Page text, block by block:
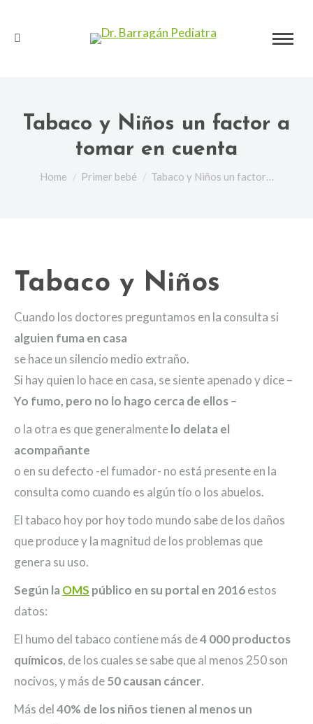
Search:
Tabaco y Niños un factor a
tomar en cuenta
You are here:
Home Primer bebé Tabaco y Niños un factor…
Tabaco y Niños
Cuando los doctores preguntamos en la consulta si
alguien fuma en casa
se hace un silencio medio extraño.
Si hay quien lo hace en casa, se siente apenado y dice –
Yo fumo, pero no lo hago cerca de ellos–
o la otra es que generalmentelo delata el
acompañante
o en su defecto -el fumador- no está presente en la
consulta como cuando es algún tío o los abuelos.
El tabaco hoy por hoy todo mundo sabe de los daños
que produce y la magnitud de los problemas que
genera su uso.
Según la OMS público en su portal en 2016estos
datos:
El humo del tabaco contiene más de4 000 productos
químicos, de los cuales se sabe que al menos 250 son
nocivos, y más de50 causan cáncer.
Más del40% de los niños tienen al menos un